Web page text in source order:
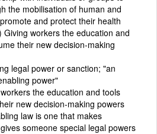
the mobilisation of human and
and protect their health
Giving workers the education and
their new decision-making
legal power or sanction; "an
power"
the education and tools
new decision-making powers
law is one that makes
someone special legal powers